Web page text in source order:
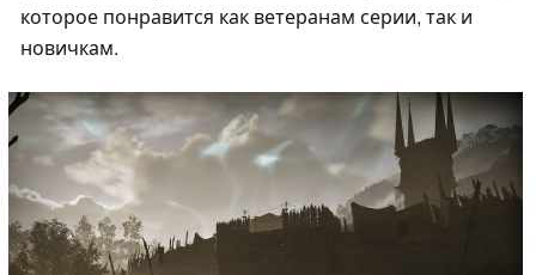
которое понравится как ветеранам серии, так и
новичкам.